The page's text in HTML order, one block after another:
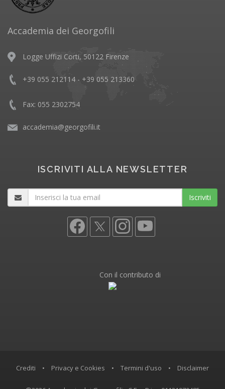
Accademia dei Georgofili
Logge Uffizi Corti, 50122 Firenze
+39 055 212114 - +39 055 213360
Fax: 055 2302754
accademia@georgofili.it
ISCRIVITI ALLA NEWSLETTER
Iscriviti
Con il contributo di
Crediti • Privacy e Cookies • Termini d'uso • Disclaimer